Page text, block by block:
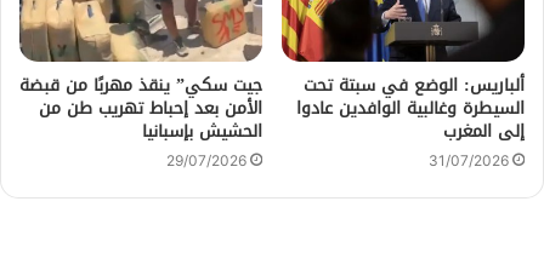
ألباريس: الوضع في سبتة تحت
السيطرة وغالبية الوافدين عادوا
إلى المغرب
31/07/2026
جيت سكي” ينقذ مهربًا من قبضة
الأمن بعد إحباط تهريب طن من
الحشيش بإسبانيا
29/07/2026